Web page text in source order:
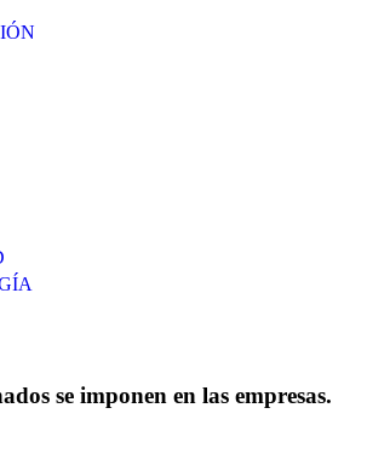
se imponen en las empresas.